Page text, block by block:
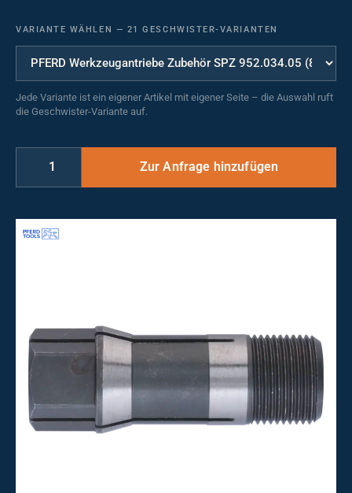
VARIANTE WÄHLEN — 21 GESCHWISTER-VARIANTEN
Jede Variante ist ein eigener Artikel mit eigener Seite – die Auswahl ruft
die Geschwister-Variante auf.